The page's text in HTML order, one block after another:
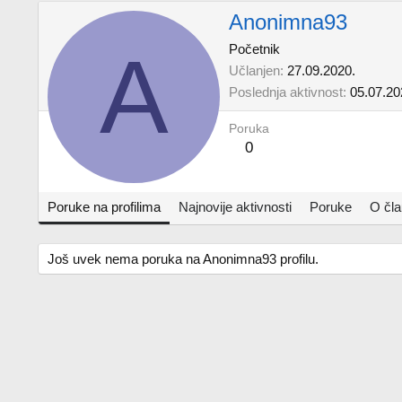
A
Anonimna93
Početnik
Učlanjen 27.09.2020.
Poslednja aktivnost
Poruka
0
Poruke na profilima Najnovije aktivnosti Poruke O
Još uvek nema poruka na Anonimna93 profilu.